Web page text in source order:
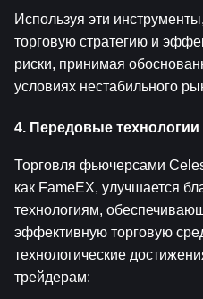
Используя эти
торговую стратегию и
риски, принимая
условиях нестабильного
4. Передовые технологии
Торговля фьючерсами
как FameEX, улучшается
технологиям,
эффективную торговую
технологические
трейдерам: